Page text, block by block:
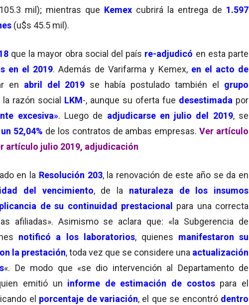
mil); mientras que Kemex cubrirá la entrega de 1.597
(u$s 45.5 mil).
que la mayor obra social del país re-adjudicó en esta parte
en el 2019. Además de Varifarma y Kemex, en el acto de
en abril del 2019 se había postulado también el grupo
razón social LKM-, aunque su oferta fue desestimada por
excesiva». Luego de adjudicarse en julio del 2019, se
52,04% de los contratos de ambas empresas.Ver artículo
artículo julio 2019, adjudicación
en la Resolución 203, la renovación de este año se da en
del vencimiento, de la naturaleza de los insumos
de su continuidad prestacional para una correcta
afiliadas». Asimismo se aclara que: «la Subgerencia de
notificó a los laboratorios, quienes manifestaron su
la prestación, toda vez que se considere una actualización
«. De modo que «se dio intervención al Departamento de
emitió un informe de estimación de costos para el
el porcentaje de variación, el que se encontró dentro